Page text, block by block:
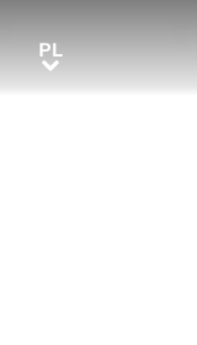
PLPL